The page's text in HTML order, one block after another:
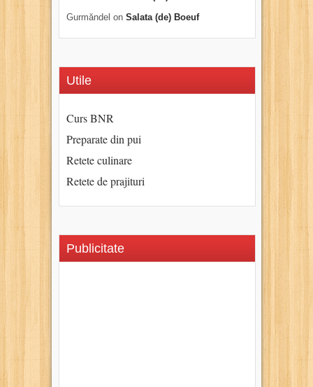
Gurmăndel on Salata (de) Boeuf
Utile
Curs BNR
Preparate din pui
Retete culinare
Retete de prajituri
Publicitate